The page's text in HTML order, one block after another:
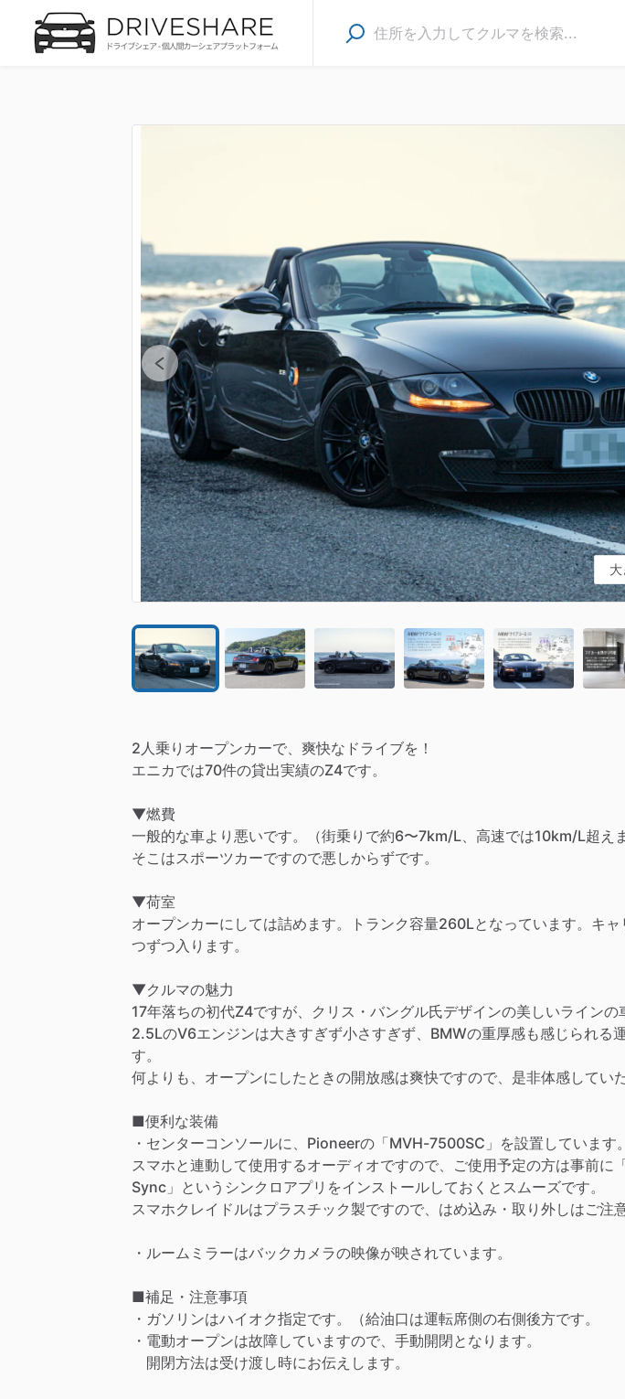
2人乗りオープンカーで、爽快なドライブを！
エニカでは70件の貸出実績のZ4です。
▼燃費
一般的な車より悪いです。（街乗りで約6〜7km​/​L、高速では10km​/​L超え
そこはスポーツカーですので悪しからずです。
▼荷室
オープンカーにしては詰めます。トランク容量260Lとなっています。キャ
つずつ入ります。
▼クルマの魅力
17年落ちの初代Z4ですが、クリス・バングル氏デザインの美しいラインの
2.5LのV6エンジンは大きすぎず小さすぎず、BMWの重厚感も感じられる
す。
何よりも、オープンにしたときの開放感は爽快ですので、是非体感してい
■便利な装備
・センターコンソールに、Pioneerの「MVH-7500SC」を設置しています。
スマホと連動して使用するオーディオですので、ご使用予定の方は事前に
Sync」というシンクロアプリをインストールしておくとスムーズです。
スマホクレイドルはプラスチック製ですので、はめ込み・取り外しはご注
・ルームミラーはバックカメラの映像が映されています。
■補足・注意事項
・ガソリンはハイオク指定です。（給油口は運転席側の右側後方です。
・電動オープンは故障していますので、手動開閉となります。
開閉方法は受け渡し時にお伝えします。